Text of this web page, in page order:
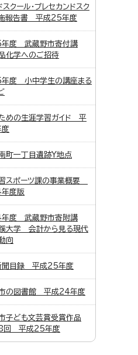
スクール・プレセカンドスク
報告書 平成25年度
度 武蔵野市寄付講
化学へのご招待
度 小中学生の講座まる
めの生涯学習ガイド 平
町一丁目遺跡Y地点
スポーツ課の事業概要
度版
度 武蔵野市寄附講
大学 会計から見る現代
向
聞目録 平成25年度
の図書館 平成24年度
子ども文芸賞受賞作品
平成25年度